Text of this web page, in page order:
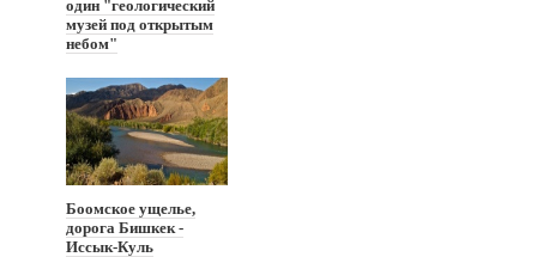
один "геологический
музей под открытым
небом"
Боомское ущелье,
дорога Бишкек -
Иссык-Куль